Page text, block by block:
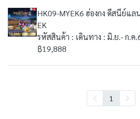
HK09-MYEK6 ฮ่องกง ดีสนีย์แ
EK
รหัสสินค้า : เดินทาง : มิ.ย.- ก.ค
฿19,888
1